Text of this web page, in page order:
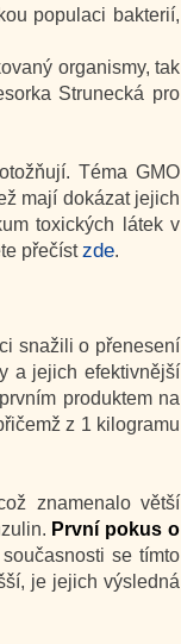
populaci bakterií,
organismy, tak
Strunecká pro
Téma GMO
mají dokázat jejich
toxických látek v
přečístzde.
snažili o přenesení
a jejich efektivnější
produktem na
z 1 kilogramu
znamenalo větší
První pokus o
se tímto
je jejich výsledná